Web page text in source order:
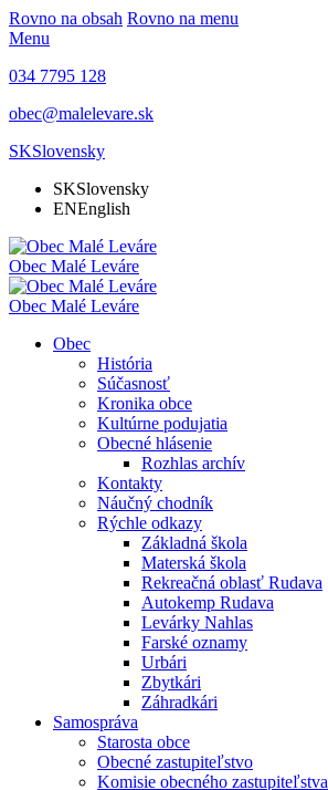
Rovno na obsah Rovno na menu
Menu
034 7795 128
obec@malelevare.sk
SKSlovensky
SKSlovensky
ENEnglish
Obec Malé Leváre
Obec Malé Leváre
Obec
História
Súčasnosť
Kronika obce
Kultúrne podujatia
Obecné hlásenie
Rozhlas archív
Kontakty
Náučný chodník
Rýchle odkazy
Základná škola
Materská škola
Rekreačná oblasť Rudava
Autokemp Rudava
Levárky Nahlas
Farské oznamy
Urbári
Zbytkári
Záhradkári
Samospráva
Starosta obce
Obecné zastupiteľstvo
Komisie obecného zastupiteľstva